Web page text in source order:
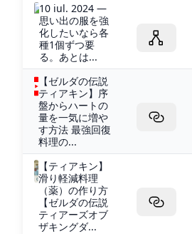
10 iul. 2024 —
思い出の服を強
化したいなら各
種1個ずつ要
る。あとは...
【ゼルダの伝説
ティアキン】序
盤からハートの
量を一気に増や
す方法 最強回復
料理の...
【ティアキン】
滑り軽減料理
（薬）の作り方
【ゼルダの伝説
ティアーズオブ
ザキングダ...